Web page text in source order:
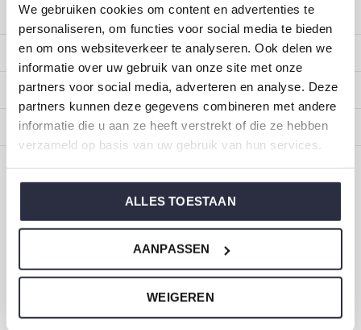
We gebruiken cookies om content en advertenties te
personaliseren, om functies voor social media te bieden
en om ons websiteverkeer te analyseren. Ook delen we
informatie over uw gebruik van onze site met onze
partners voor social media, adverteren en analyse. Deze
partners kunnen deze gegevens combineren met andere
informatie die u aan ze heeft verstrekt of die ze hebben
verzameld op basis van uw gebruik van hun services.
ALLES TOESTAAN
AANPASSEN
WEIGEREN
Customer service
My account
Categories
About us
CALL US EMAIL US
ONZE MERKEN
Dirkje baby and children's clothing